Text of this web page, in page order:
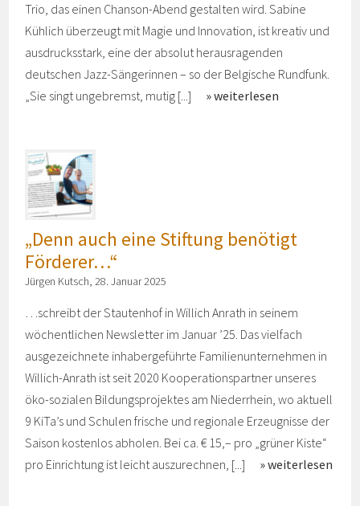
Trio, das einen Chanson-Abend gestalten wird. Sabine
Kühlich überzeugt mit Magie und Innovation, ist kreativ und
ausdrucksstark, eine der absolut herausragenden
deutschen Jazz-Sängerinnen – so der Belgische Rundfunk.
„Sie singt ungebremst, mutig [...]
weiterlesen
„Denn auch eine Stiftung benötigt
Förderer…“
Jürgen Kutsch, 28. Januar 2025
…schreibt der Stautenhof in Willich Anrath in seinem
wöchentlichen Newsletter im Januar ’25. Das vielfach
ausgezeichnete inhabergeführte Familienunternehmen in
Willich-Anrath ist seit 2020 Kooperationspartner unseres
öko-sozialen Bildungsprojektes am Niederrhein, wo aktuell
9 KiTa’s und Schulen frische und regionale Erzeugnisse der
Saison kostenlos abholen. Bei ca. € 15,– pro „grüner Kiste“
pro Einrichtung ist leicht auszurechnen, [...]
weiterlesen